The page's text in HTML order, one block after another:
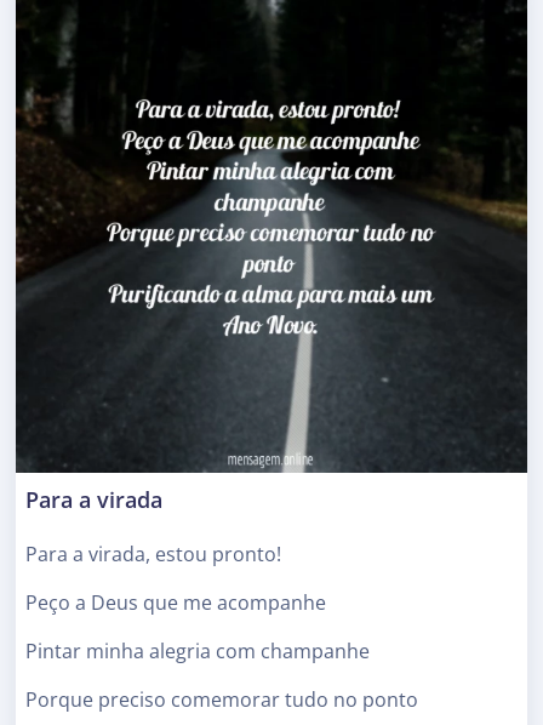
Para a virada
Para a virada, estou pronto!
Peço a Deus que me acompanhe
Pintar minha alegria com champanhe
Porque preciso comemorar tudo no ponto